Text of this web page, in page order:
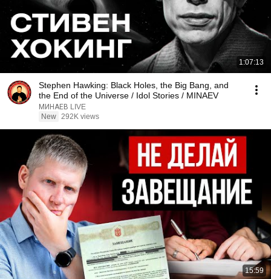
1:07:13
Stephen Hawking: Black Holes, the Big Bang, and
the End of the Universe / Idol Stories / MINAEV
МИНАЕВ LIVE
New 292K views
15:59